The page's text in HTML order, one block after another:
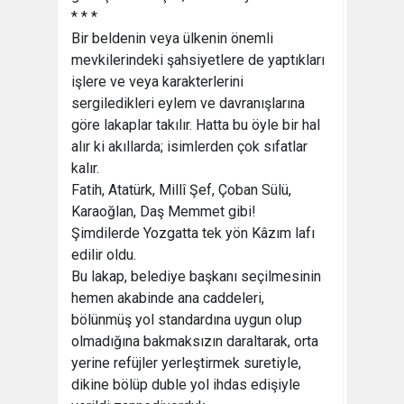
* * *
Bir beldenin veya ülkenin önemli
mevkilerindeki şahsiyetlere de yaptıkları
işlere ve veya karakterlerini
sergiledikleri eylem ve davranışlarına
göre lakaplar takılır. Hatta bu öyle bir hal
alır ki akıllarda; isimlerden çok sıfatlar
kalır.
Fatih, Atatürk, Millî Şef, Çoban Sülü,
Karaoğlan, Daş Memmet gibi!
Şimdilerde Yozgatta tek yön Kâzım lafı
edilir oldu.
Bu lakap, belediye başkanı seçilmesinin
hemen akabinde ana caddeleri,
bölünmüş yol standardına uygun olup
olmadığına bakmaksızın daraltarak, orta
yerine refüjler yerleştirmek suretiyle,
dikine bölüp duble yol ihdas edişiyle